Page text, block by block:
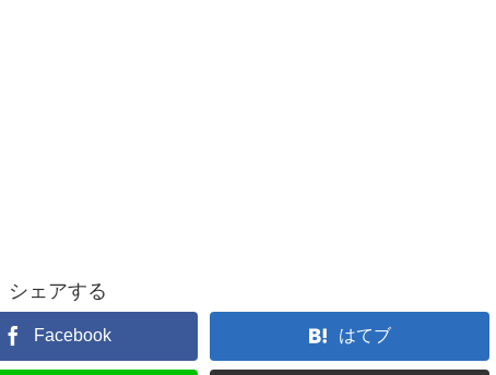
シェアする
Facebook はてブ